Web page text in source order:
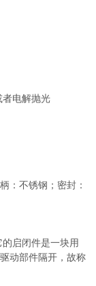
者电解抛光
：不锈钢；密封：
启闭件是一块用
动部件隔开，故称